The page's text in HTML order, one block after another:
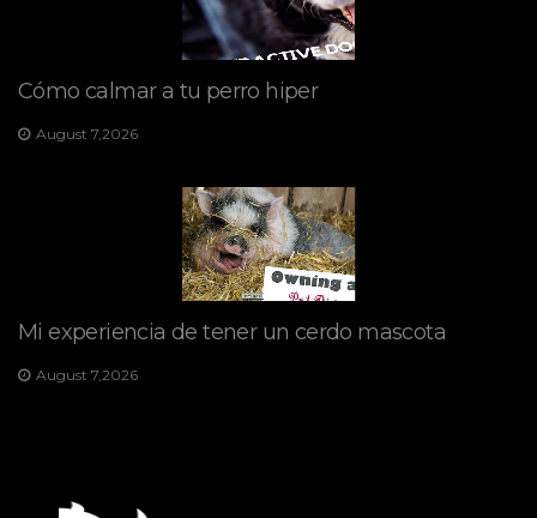
Cómo calmar a tu perro hiper
August 7,2026
Mi experiencia de tener un cerdo mascota
August 7,2026